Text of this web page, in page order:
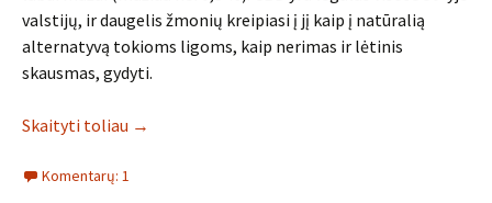
valstijų, ir daugelis žmonių kreipiasi į jį kaip į natūralią
alternatyvą tokioms ligoms, kaip nerimas ir lėtinis
skausmas, gydyti.
Skaityti toliau →
Komentarų: 1